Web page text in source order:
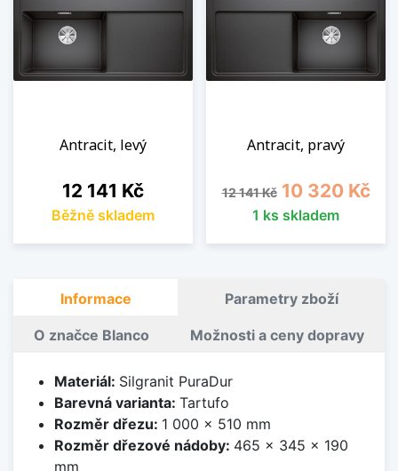
Antracit, levý
Cena
12 141 Kč
Běžně skladem
Antracit, pravý
Běžná cena
12 141 Kč Cena
10 320 Kč
1 ks skladem
Informace Parametry zboží
O značce Blanco Možnosti a ceny dopravy
Materiál: Silgranit PuraDur
Barevná varianta: Tartufo
Rozměr dřezu: 1 000 x 510 mm
Rozměr dřezové nádoby: 465 x 345 x 190
mm